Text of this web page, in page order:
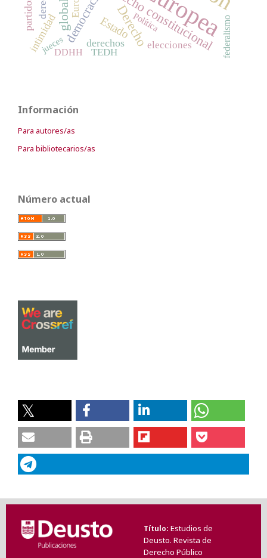
Derecho constitucional
Derecho
democraciaEstado
intimidad derechos
TEDH
elecciones federalismo
Política
juecesDDHH
Información
Para autores/as
Para bibliotecarios/as
Número actual
Título Estudios de
Deusto. Revista de
Derecho Público